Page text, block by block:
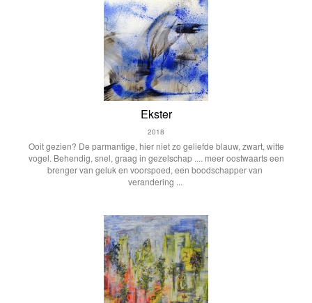
Ekster
2018
Ooit gezien? De parmantige, hier niet zo geliefde blauw, zwart, witte
vogel. Behendig, snel, graag in gezelschap .... meer oostwaarts een
brenger van geluk en voorspoed, een boodschapper van
verandering ...